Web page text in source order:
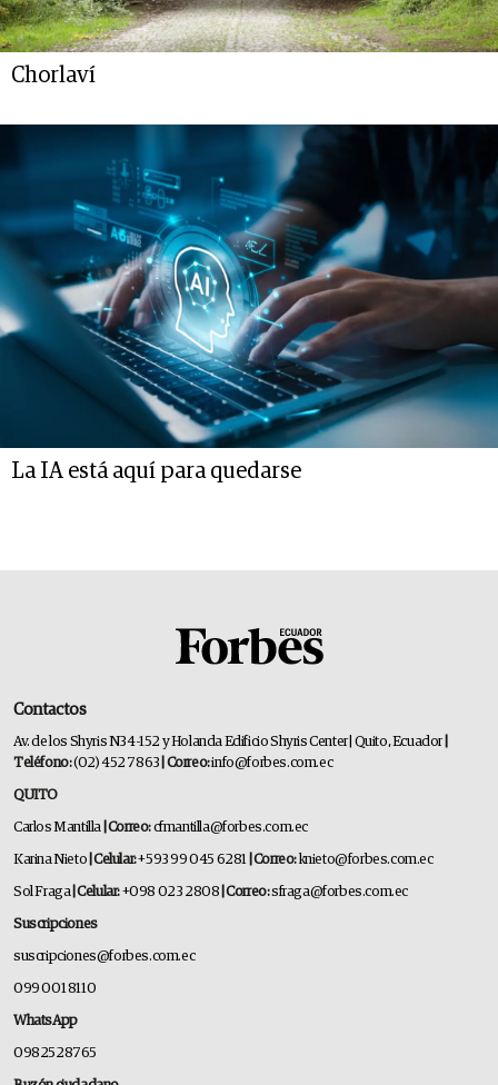
Chorlaví
La IA está aquí para quedarse
Contactos
Av. de los Shyris N34-152 y Holanda Edificio Shyris Center | Quito, Ecuador
Teléfono:(02) 452 7863 | Correo:info@forbes.com.ec
QUITO
Carlos Mantilla | Correo:cfmantilla@forbes.com.ec
Karina Nieto | Celular:+593 99 045 6281 | Correo:knieto@forbes.com.ec
Sol Fraga| Celular:+098 023 2808 | Correo:sfraga@forbes.com.ec
Suscripciones
suscripciones@forbes.com.ec
099 001 8110
WhatsApp
0982528765